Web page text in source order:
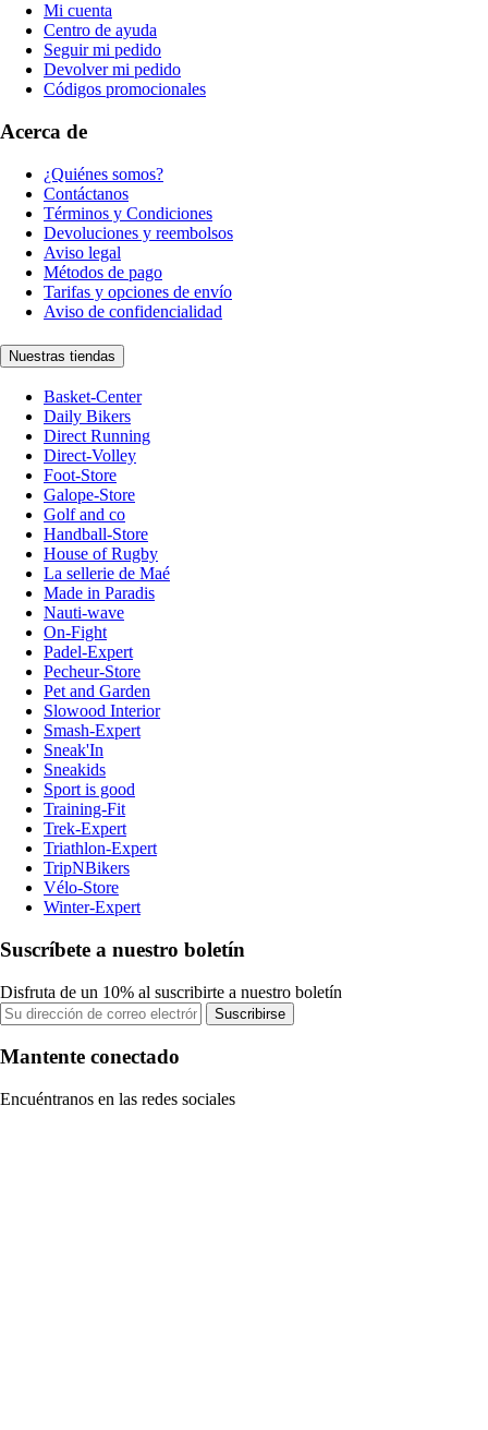
Mi cuenta
Centro de ayuda
Seguir mi pedido
Devolver mi pedido
Códigos promocionales
Acerca de
¿Quiénes somos?
Contáctanos
Términos y Condiciones
Devoluciones y reembolsos
Aviso legal
Métodos de pago
Tarifas y opciones de envío
Aviso de confidencialidad
Nuestras tiendas
Basket-Center
Daily Bikers
Direct Running
Direct-Volley
Foot-Store
Galope-Store
Golf and co
Handball-Store
House of Rugby
La sellerie de Maé
Made in Paradis
Nauti-wave
On-Fight
Padel-Expert
Pecheur-Store
Pet and Garden
Slowood Interior
Smash-Expert
Sneak'In
Sneakids
Sport is good
Training-Fit
Trek-Expert
Triathlon-Expert
TripNBikers
Vélo-Store
Winter-Expert
Suscríbete a nuestro boletín
Disfruta de un 10% al suscribirte a nuestro boletín
Suscribirse
Mantente conectado
Encuéntranos en las redes sociales